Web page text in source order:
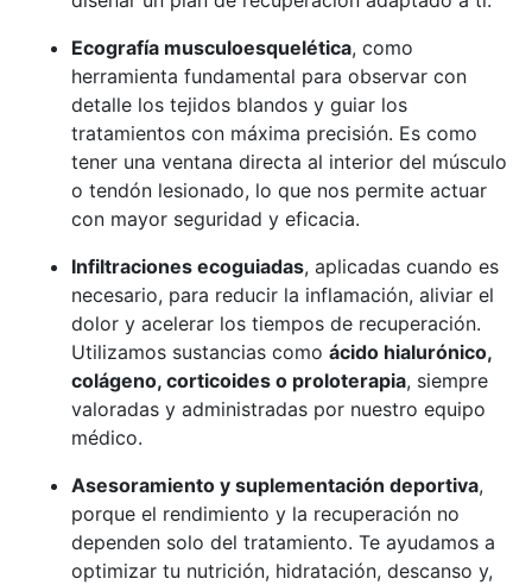
Ecografía musculoesquelética, como
herramienta fundamental para observar con
detalle los tejidos blandos y guiar los
tratamientos con máxima precisión. Es como
tener una ventana directa al interior del músculo
o tendón lesionado, lo que nos permite actuar
con mayor seguridad y eficacia.
Infiltraciones ecoguiadas, aplicadas cuando es
necesario, para reducir la inflamación, aliviar el
dolor y acelerar los tiempos de recuperación.
Utilizamos sustancias como ácido hialurónico,
colágeno, corticoides o proloterapia, siempre
valoradas y administradas por nuestro equipo
médico.
Asesoramiento y suplementación deportiva,
porque el rendimiento y la recuperación no
dependen solo del tratamiento. Te ayudamos a
optimizar tu nutrición, hidratación, descanso y,